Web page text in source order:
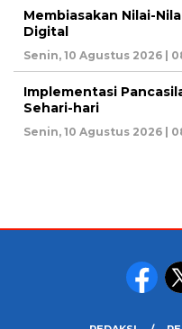
Membiasakan Nilai-
Digital
Senin, 10 Agustus 2026 |
Implementasi
Sehari-hari
Senin, 10 Agustus 2026 |